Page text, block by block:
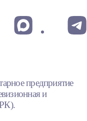
предприятие
и